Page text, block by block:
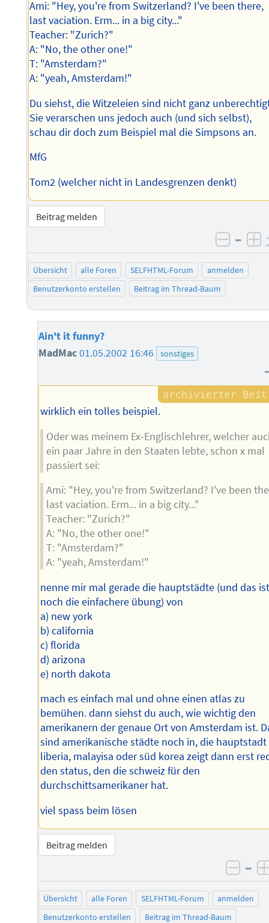
Ami: "Hey, you're from Switzerland? I've been there,
last vaciation. Erm... in a big city..."
Teacher: "Zurich?"
A: "No, the other one!"
T: "Amsterdam?"
A: "yeah, Amsterdam!"
Du siehst, die Witzeleien sind nicht ganz
Sie verarschen uns jedoch auch (und sich selbst),
schau dir doch zum Beispiel mal die Simpsons an.
MfG
Tom2 (welcher nicht in Landesgrenzen denkt)
Beitrag melden
–
Übersicht alle Foren SELFHTML-Forum
anmelden
Benutzerkonto erstellen
Beitrag im Thread-Baum
Ain't it funny?
MadMac01.05.2002 16:46 sonstiges
wirklich ein tolles beispiel.
Oder was meinem Ex-Englischlehrer, welcher
ein paar Jahre in den Staaten lebte, schon x mal
passiert sei:
Ami: "Hey, you're from Switzerland? I've been
last vaciation. Erm... in a big city..."
Teacher: "Zurich?"
A: "No, the other one!"
T: "Amsterdam?"
A: "yeah, Amsterdam!"
nenne mir mal gerade die hauptstädte (und das
noch die einfachere übung) von
a) new york
b) california
c) florida
d) arizona
e) north dakota
mach es einfach mal und ohne einen atlas zu
bemühen. dann siehst du auch, wie wichtig den
amerikanern der genaue Ort von Amsterdam ist.
sind amerikanische städte noch in, die hauptstadt
liberia, malayisa oder süd korea zeigt dann erst
den status, den die schweiz für den
durchschittsamerikaner hat.
viel spass beim lösen
Beitrag melden
–
Übersicht alle Foren SELFHTML-Forum
anmelden
Benutzerkonto erstellen
Beitrag im Thread-Baum